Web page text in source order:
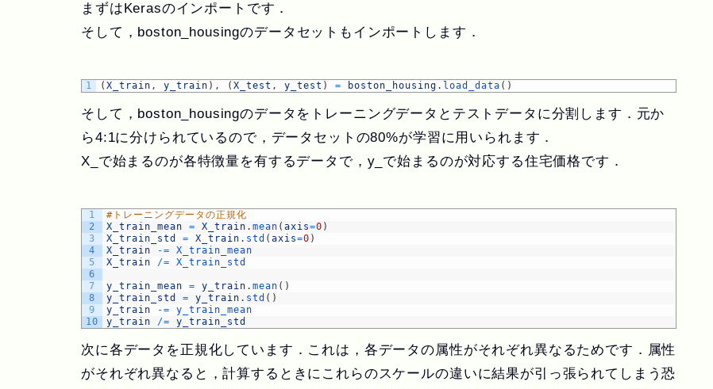
まずはKerasのインポートです．
そして， boston_housingのデータセットもインポートします．
1 ( X_train , y_train ) , ( X_test , y_test ) = boston_housing . load_data ( )
そして，boston_housingのデータをトレーニングデータとテストデータに分割します．元か
ら4:1に分けられているので，データセットの80%が学習に用いられます．
X_で始まるのが各特徴量を有するデータで，y_で始まるのが対応する住宅価格です．
1
2
3
4
5
6
7
8
9
10
#トレーニングデータの正規化
X_train_mean
= X_train . mean ( axis=0 )
X_train_std
= X_train . std ( axis=0 )
X_train
-=
X_train_mean
X_train
/= X_train_std
y_train_mean = y_train . mean ( )
y_train_std
= y_train . std ( )
y_train
-=
y_train_mean
y_train
/= y_train_std
次に各データを正規化しています．これは，各データの属性がそれぞれ異なるためです．属性
がそれぞれ異なると，計算するときにこれらのスケールの違いに結果が引っ張られてしまう恐